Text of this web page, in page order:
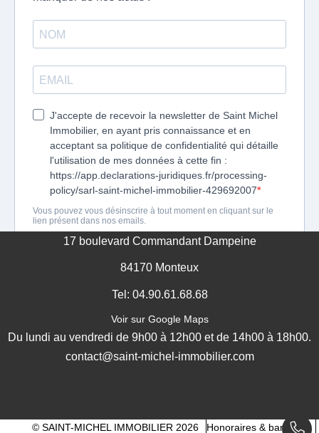
POLITIQUE DE CONFIDENTIALITÉ
GESTION DES COOKIES
MENTIONS LÉGALES
17 boulevard Commandant Dampeine
84170 Monteux
Tel: 04.90.61.68.68
Voir sur Google Maps
Du lundi au vendredi de 9h00 à 12h00 et de 14h00 à 18h00.
contact@saint-michel-immobilier.com
© SAINT-MICHEL IMMOBILIER 2026 Honoraires & barèmes